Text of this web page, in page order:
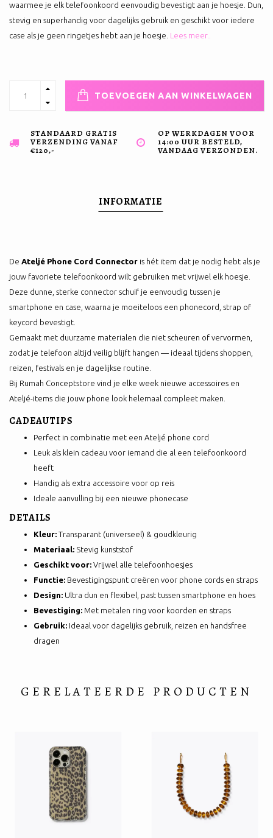
waarmee je elk telefoonkoord eenvoudig bevestigt aan je hoesje. Dun,
stevig en superhandig voor dagelijks gebruik en geschikt voor iedere
case als je geen ringetjes hebt aan je hoesje. Lees meer..
TOEVOEGEN AAN WINKELWAGEN
STANDAARD GRATIS
VERZENDING VANAF
€120,-
OP WERKDAGEN VOOR
14:00 UUR BESTELD,
VANDAAG VERZONDEN.
INFORMATIE
De Ateljé Phone Cord Connector is hét item dat je nodig hebt als je
jouw favoriete telefoonkoord wilt gebruiken met vrijwel elk hoesje.
Deze dunne, sterke connector schuif je eenvoudig tussen je
smartphone en case, waarna je moeiteloos een phonecord, strap of
keycord bevestigt.
Gemaakt met duurzame materialen die niet scheuren of vervormen,
zodat je telefoon altijd veilig blijft hangen — ideaal tijdens shoppen,
reizen, festivals en je dagelijkse routine.
Bij Rumah Conceptstore vind je elke week nieuwe accessoires en
Ateljé-items die jouw phone look helemaal compleet maken.
CADEAUTIPS
Perfect in combinatie met een Ateljé phone cord
Leuk als klein cadeau voor iemand die al een telefoonkoord
heeft
Handig als extra accessoire voor op reis
Ideale aanvulling bij een nieuwe phonecase
DETAILS
Kleur: Transparant (universeel) & goudkleurig
Materiaal: Stevig kunststof
Geschikt voor: Vrijwel alle telefoonhoesjes
Functie: Bevestigingspunt creëren voor phone cords en straps
Design: Ultra dun en flexibel, past tussen smartphone en hoes
Bevestiging: Met metalen ring voor koorden en straps
Gebruik: Ideaal voor dagelijks gebruik, reizen en handsfree
dragen
GERELATEERDE PRODUCTEN